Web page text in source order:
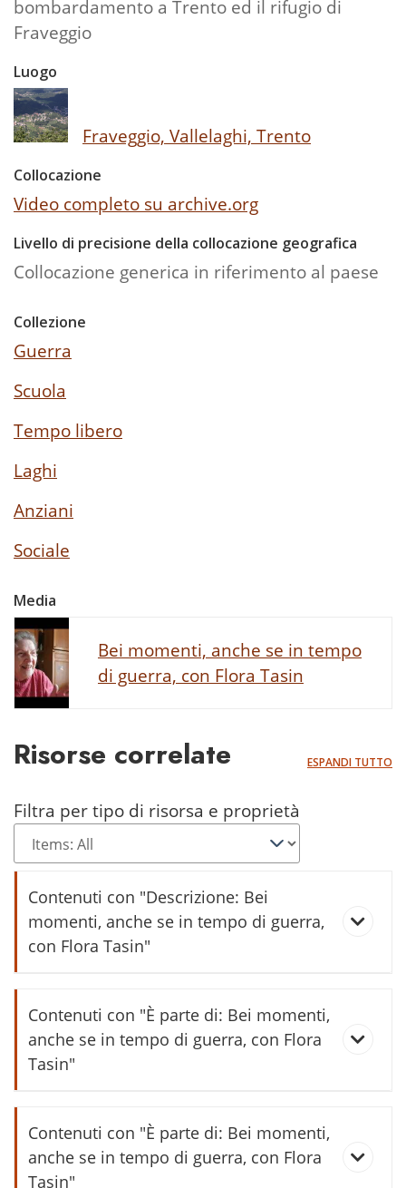
bombardamento a Trento ed il rifugio di
Fraveggio
Luogo
Fraveggio, Vallelaghi, Trento
Collocazione
Video completo su archive.org
Livello di precisione della collocazione geografica
Collocazione generica in riferimento al paese
Collezione
Guerra
Scuola
Tempo libero
Laghi
Anziani
Sociale
Media
Bei momenti, anche se in tempo
di guerra, con Flora Tasin
Risorse correlate ESPANDI TUTTO
Filtra per tipo di risorsa e proprietà
Contenuti con "Descrizione: Bei
momenti, anche se in tempo di guerra,
con Flora Tasin"
Pagelle Scuola commerciale
Vezzano
Contenuti con "È parte di: Bei momenti,
anche se in tempo di guerra, con Flora
Tasin"
Bagnanti nel Lago di Santa
Massenza
Contenuti con "È parte di: Bei momenti,
anche se in tempo di guerra, con Flora
Tasin"